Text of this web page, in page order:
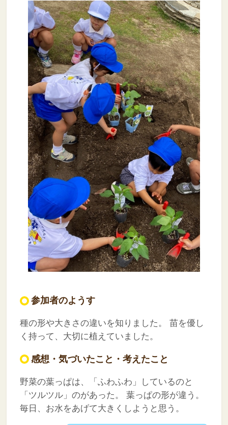
参加者のようす
種の形や大きさの違いを知りました。
苗を優し
く持って、大切に植えていました。
感想・気づいたこと・考えたこと
野菜の葉っぱは、「ふわふわ」しているのと
「ツルツル」のがあった。
葉っぱの形が違う。
毎日、お水をあげて大きくしようと思う。